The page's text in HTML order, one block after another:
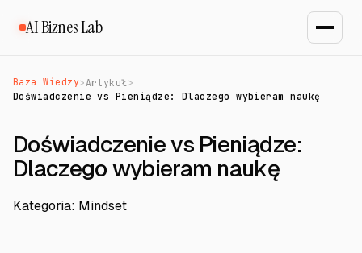
AI Biznes Lab
Baza Wiedzy> Artykuł >
Doświadczenie vs Pieniądze: Dlaczego wybieram naukę
Doświadczenie vs Pieniądze:
Dlaczego wybieram naukę
Kategoria: Mindset